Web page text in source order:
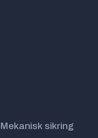
Mekanisk sikring